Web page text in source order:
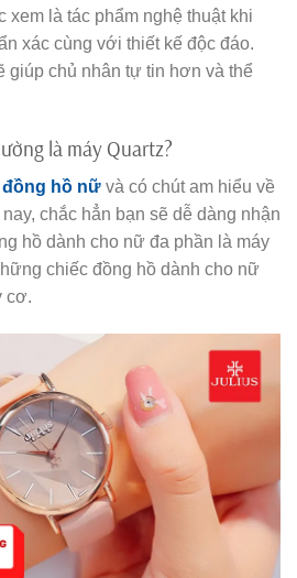
xem là tác phẩm nghệ thuật khi
xác cùng với thiết kế độc đáo.
giúp chủ nhân tự tin hơn và thể
là máy Quartz?
đồng hồ nữ và có chút am hiểu về
chắc hẳn bạn sẽ dễ dàng nhận
hồ dành cho nữ đa phần là máy
chiếc đồng hồ dành cho nữ
cơ.